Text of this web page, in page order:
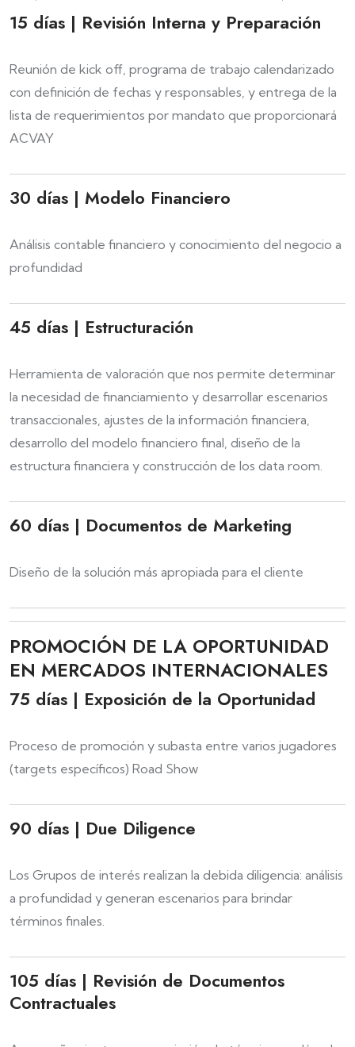
15 días | Revisión Interna y Preparación
Reunión de kick off, programa de trabajo calendarizado
con definición de fechas y responsables, y entrega de la
lista de requerimientos por mandato que proporcionará
ACVAY
30 días | Modelo Financiero
Análisis contable financiero y conocimiento del negocio a
profundidad
45 días | Estructuración
Herramienta de valoración que nos permite determinar
la necesidad de financiamiento y desarrollar escenarios
transaccionales, ajustes de la información financiera,
desarrollo del modelo financiero final, diseño de la
estructura financiera y construcción de los data room.
60 días | Documentos de Marketing
Diseño de la solución más apropiada para el cliente
PROMOCIÓN DE LA OPORTUNIDAD
EN MERCADOS INTERNACIONALES
75 días | Exposición de la Oportunidad
Proceso de promoción y subasta entre varios jugadores
(targets específicos) Road Show
90 días | Due Diligence
Los Grupos de interés realizan la debida diligencia: análisis
a profundidad y generan escenarios para brindar
términos finales.
105 días | Revisión de Documentos
Contractuales